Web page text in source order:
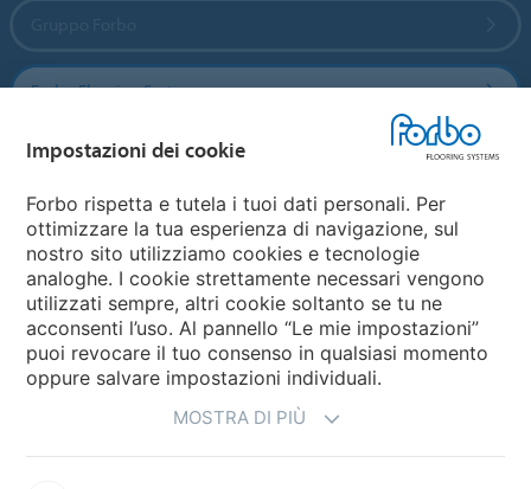
Forbo Flooring Systems
Forbo Movement Systems
Seleziona una nazione
Seleziona una nazione
Impostazioni dei cookie
Forbo rispetta e tutela i tuoi dati personali. Per
ottimizzare la tua esperienza di navigazione, sul
nostro sito utilizziamo cookies e tecnologie
analoghe. I cookie strettamente necessari vengono
utilizzati sempre, altri cookie soltanto se tu ne
acconsenti l’uso. Al pannello “Le mie impostazioni”
puoi revocare il tuo consenso in qualsiasi momento
oppure salvare impostazioni individuali.
MOSTRA DI PIÙ